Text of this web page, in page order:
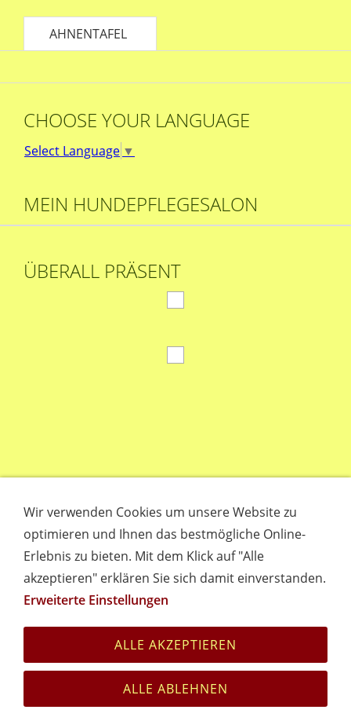
AHNENTAFEL
CHOOSE YOUR LANGUAGE
Select Language ▼
MEIN HUNDEPFLEGESALON
ÜBERALL PRÄSENT
Empfehlungen Links
Wir verwenden Cookies um unsere Website zu
optimieren und Ihnen das bestmögliche Online-
Erlebnis zu bieten. Mit dem Klick auf "Alle
akzeptieren" erklären Sie sich damit einverstanden.
Erweiterte Einstellungen
ALLE AKZEPTIEREN
ALLE ABLEHNEN